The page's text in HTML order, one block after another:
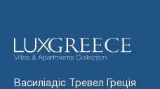
Василіадіс Тревел Греція